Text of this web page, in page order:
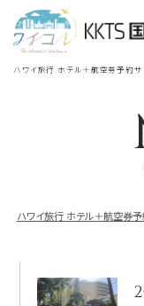
ハワイ旅行 ホテル＋航空券予約
ハワイ旅行 ホテル＋航空券予
TOP
帰国の到着地が